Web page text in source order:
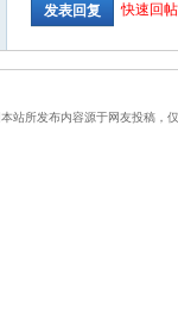
发表回复 快速回
本站所发布内容源于网友投稿，